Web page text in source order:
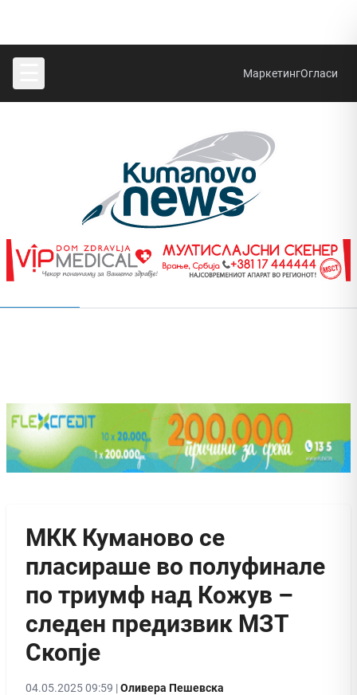
МаркетингОгласи
МКК Куманово се
пласираше во полуфинале
по триумф над Кожув –
следен предизвик МЗТ
Скопје
04.05.2025 09:59 |Оливера Пешевска